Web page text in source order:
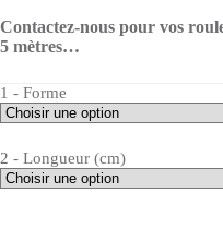
Contactez-nous pour vos
5 mètres…
1 - Forme
2 - Longueur (cm)